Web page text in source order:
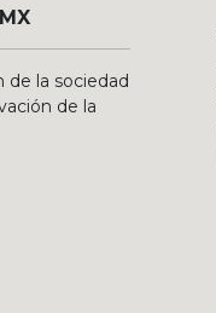
de la sociedad
de la